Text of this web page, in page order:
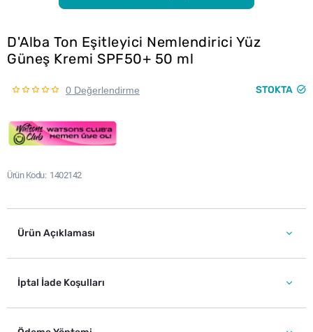
D'Alba Ton Eşitleyici Nemlendirici Yüz
Güneş Kremi SPF50+ 50 ml
0 Değerlendirme STOKTA
Ürün Kodu 1402142
Ürün Açıklaması
İptal İade Koşulları